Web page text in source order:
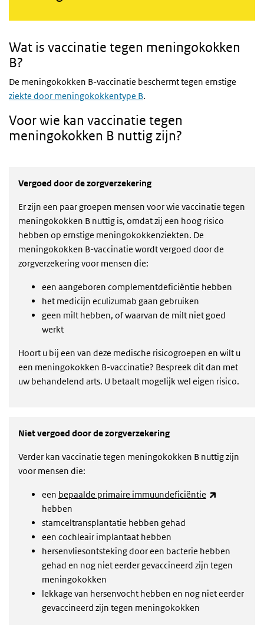
Wat is vaccinatie tegen meningokokken
B?
De meningokokken B-vaccinatie beschermt tegen ernstige
ziekte door meningokokkentype B.
Voor wie kan vaccinatie tegen
meningokokken B nuttig zijn?
Vergoed door de zorgverzekering
Er zijn een paar groepen mensen voor wie vaccinatie tegen
meningokokken B nuttig is, omdat zij een hoog risico
hebben op ernstige meningokokkenziekten. De
meningokokken B-vaccinatie wordt vergoed door de
zorgverzekering voor mensen die:
een aangeboren complementdeficiëntie hebben
het medicijn eculizumab gaan gebruiken
geen milt hebben, of waarvan de milt niet goed
werkt
Hoort u bij een van deze medische risicogroepen en wilt u
een meningokokken B-vaccinatie? Bespreek dit dan met
uw behandelend arts. U betaalt mogelijk wel eigen risico.
Niet vergoed door de zorgverzekering
Verder kan vaccinatie tegen meningokokken B nuttig zijn
voor mensen die:
een bepaalde primaire immuundeficiëntie
hebben
stamceltransplantatie hebben gehad
een cochleair implantaat hebben
hersenvliesontsteking door een bacterie hebben
gehad en nog niet eerder gevaccineerd zijn tegen
meningokokken
lekkage van hersenvocht hebben en nog niet eerder
gevaccineerd zijn tegen meningokokken